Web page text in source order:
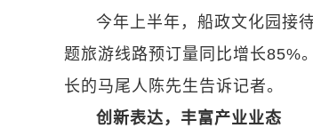
今年上半年，船政文化园接
题旅游线路预订量同比增长85%
长的马尾人陈先生告诉记者。
创新表达，丰富产业业态